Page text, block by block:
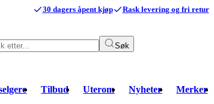
30 dagers åpent kjøp Rask levering og fri retur
Søk
Tilbud Uterom Nyheter Merker